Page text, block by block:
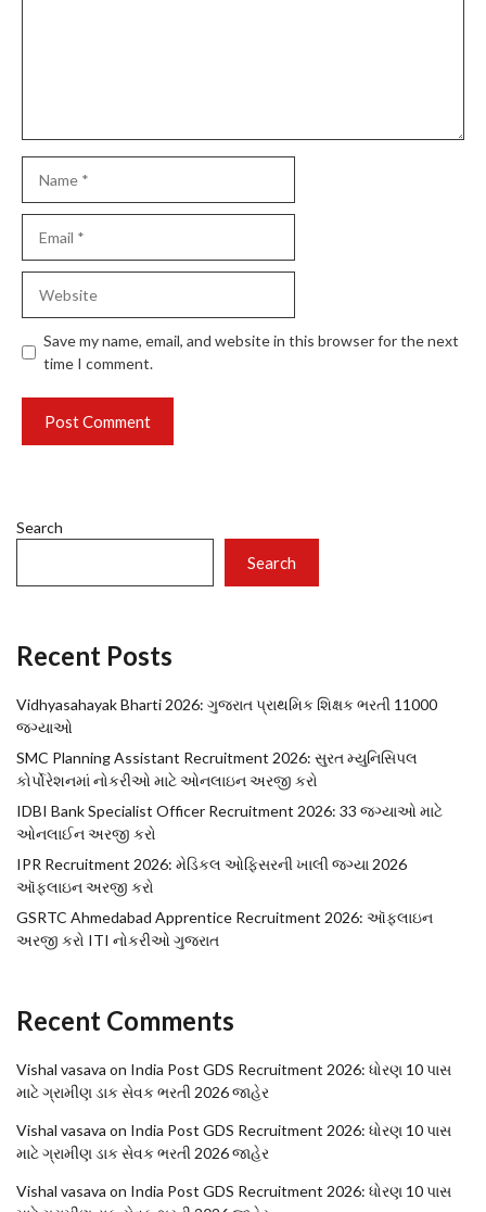
Save my name, email, and website in this browser for the next
time I comment.
Search
Search
Recent Posts
Vidhyasahayak Bharti 2026: ગુજરાત પ્રાથમિક શિક્ષક ભરતી 11000
જગ્યાઓ
SMC Planning Assistant Recruitment 2026: સુરત મ્યુનિસિપલ
કોર્પોરેશનમાં નોકરીઓ માટે ઓનલાઇન અરજી કરો
IDBI Bank Specialist Officer Recruitment 2026: 33 જગ્યાઓ માટે
ઓનલાઈન અરજી કરો
IPR Recruitment 2026: મેડિકલ ઓફિસરની ખાલી જગ્યા 2026
ઑફલાઇન અરજી કરો
GSRTC Ahmedabad Apprentice Recruitment 2026: ઑફલાઇન
અરજી કરો ITI નોકરીઓ ગુજરાત
Recent Comments
Vishal vasava on India Post GDS Recruitment 2026: ધોરણ 10 પાસ
માટે ગ્રામીણ ડાક સેવક ભરતી 2026 જાહેર
Vishal vasava on India Post GDS Recruitment 2026: ધોરણ 10 પાસ
માટે ગ્રામીણ ડાક સેવક ભરતી 2026 જાહેર
Vishal vasava on India Post GDS Recruitment 2026: ધોરણ 10 પાસ